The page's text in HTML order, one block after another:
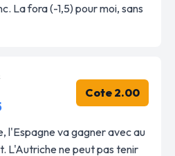
La fora (-1,5) pour moi, sans
Cote 2.00
l'Espagne va gagner avec au
L'Autriche ne peut pas tenir